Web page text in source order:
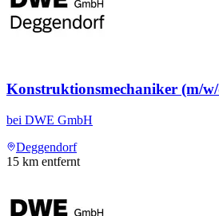
Konstruktionsmechaniker (m/
bei DWE GmbH
Deggendorf
15 km entfernt